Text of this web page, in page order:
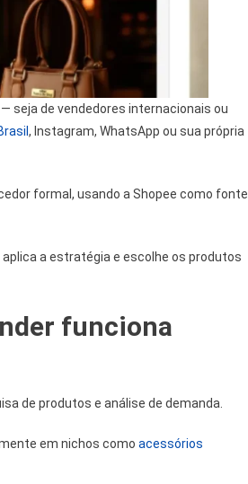
seja de vendedores internacionais ou
, Instagram, WhatsApp ou sua própria
formal, usando a Shopee como fonte
a estratégia e escolhe os produtos
funciona
de produtos e análise de demanda.
em nichos como acessórios